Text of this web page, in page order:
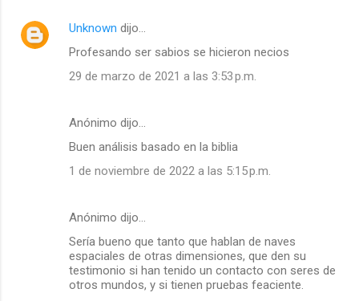
Unknown dijo…
Profesando ser sabios se hicieron necios
29 de marzo de 2021 a las 3:53 p.m.
Anónimo dijo…
Buen análisis basado en la biblia
1 de noviembre de 2022 a las 5:15 p.m.
Anónimo dijo…
Sería bueno que tanto que hablan de naves
espaciales de otras dimensiones, que den su
testimonio si han tenido un contacto con seres de
otros mundos, y si tienen pruebas feaciente.